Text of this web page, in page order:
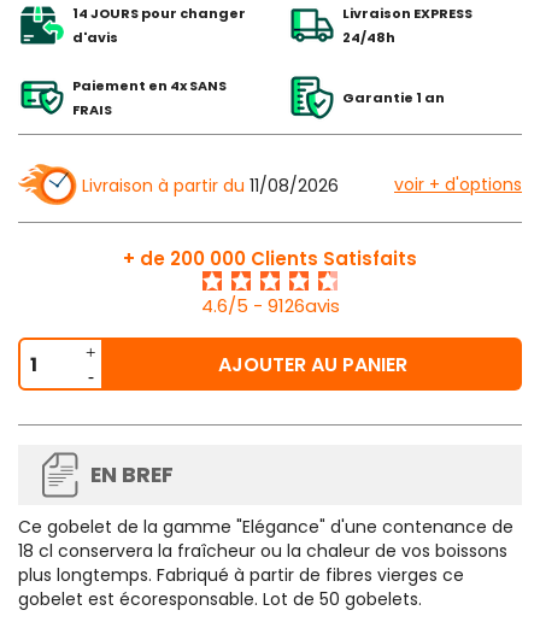
14 JOURS pour changer
d'avis
Livraison EXPRESS
24/48h
Paiement en 4x SANS
FRAIS
Garantie 1 an
Livraison à partir du 11/08/2026 voir + d'options
+ de 200 000 Clients Satisfaits
4.6/5 - 9126avis
AJOUTER AU PANIER
EN BREF
Ce gobelet de la gamme "Elégance" d'une contenance de
18 cl conservera la fraîcheur ou la chaleur de vos boissons
plus longtemps. Fabriqué à partir de fibres vierges ce
gobelet est écoresponsable. Lot de 50 gobelets.